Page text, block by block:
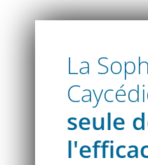
La
seule